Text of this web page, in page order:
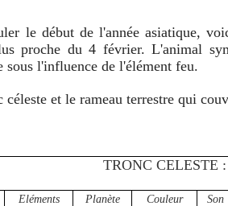
de l'année asiatique,
proche du 4 février.L'animal
sous l'influence de l'élément feu.
et le rameau terrestre qui
TRONC CELESTE
Eléments Planète Couleur Son